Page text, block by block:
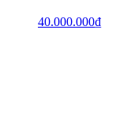
40.000.000₫